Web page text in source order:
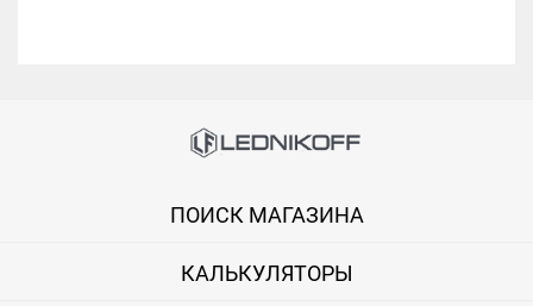
ПОИСК МАГАЗИНА
КАЛЬКУЛЯТОРЫ